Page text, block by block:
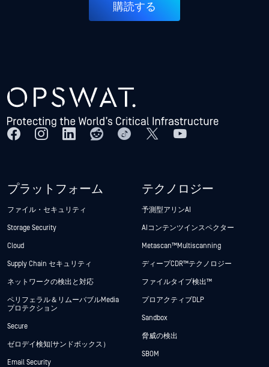
購読する
プラットフォーム
ファイル・セキュリティ
Storage Security
Cloud
Supply Chain セキュリティ
ネットワークの検出と対応
ペリフェラル＆リムーバブルMedia
プロテクション
Secure
ゼロデイ検知(サンドボックス）
Email Security
テクノロジー
予測型アリンAI
AIコンテンツインスペクター
Metascan™ Multiscanning
ディープCDR™テクノロジー
ファイルタイプ検出™
プロアクティブDLP
Sandbox
脅威の検出
SBOM